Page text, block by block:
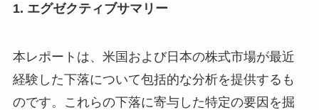
1. エグゼクティブサマリー
本レポートは、米国および日本の株式市場が最近
経験した下落について包括的な分析を提供するも
のです。これらの下落に寄与した特定の要因を掘